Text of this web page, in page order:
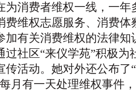
为消费者维权一线，一年
费维权志愿服务、消费体
加有关消费维权的法律知
过社区“来仪学苑”积极为
传活动。她对外还公布了
月有一天处理维权事件